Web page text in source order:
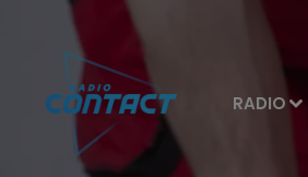
RADIO